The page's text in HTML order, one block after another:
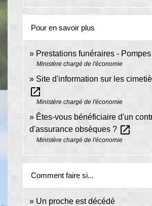
Pour en savoir plus
Prestations funéraires -
Ministère chargé de l'économie
Site d'information sur les
open_in_new
Ministère chargé de l'économie
Êtes-vous bénéficiaire d'un
d'assurance obsèques ? open_in_new
Ministère chargé de l'économie
Comment faire si...
Un proche est décédé